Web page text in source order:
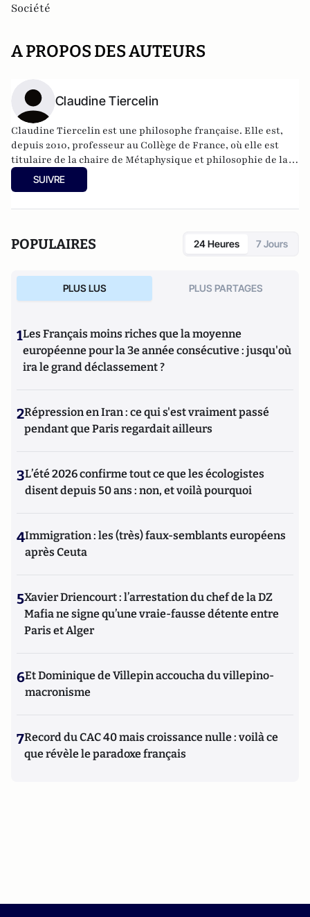
Société
A PROPOS DES AUTEURS
Claudine Tiercelin
Claudine Tiercelin est une philosophe française. Elle est,
depuis 2010, professeur au Collège de France, où elle est
titulaire de la chaire de Métaphysique et philosophie de la
connaissance. Elle est membre de l’Académie des sciences
morales et politiques.
SUIVRE
POPULAIRES 24 Heures 7 Jours
PLUS LUS PLUS PARTAGES
1Les Français moins riches que la moyenne
européenne pour la 3e année consécutive : jusqu'où
ira le grand déclassement ?
2Répression en Iran : ce qui s'est vraiment passé
pendant que Paris regardait ailleurs
3L’été 2026 confirme tout ce que les écologistes
disent depuis 50 ans : non, et voilà pourquoi
4Immigration : les (très) faux-semblants européens
après Ceuta
5Xavier Driencourt : l’arrestation du chef de la DZ
Mafia ne signe qu’une vraie-fausse détente entre
Paris et Alger
6Et Dominique de Villepin accoucha du villepino-
macronisme
7Record du CAC 40 mais croissance nulle : voilà ce
que révèle le paradoxe français